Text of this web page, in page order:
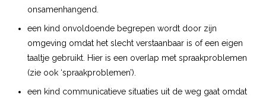
onsamenhangend.
een kind onvoldoende begrepen wordt door zijn
omgeving omdat het slecht verstaanbaar is of een eigen
taaltje gebruikt. Hier is een overlap met spraakproblemen
(zie ook ‘spraakproblemen’).
een kind communicatieve situaties uit de weg gaat omdat